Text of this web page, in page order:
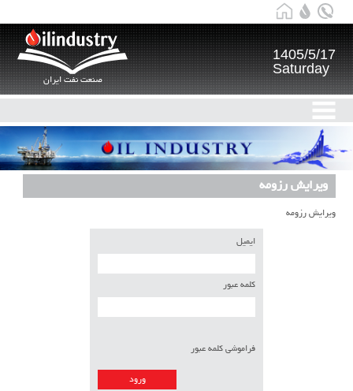
صنعت نفت ایران
1405/5/17
Saturday
ویرایش رزومه
ویرایش رزومه
ایمیل
کلمه عبور
فراموشی کلمه عبور